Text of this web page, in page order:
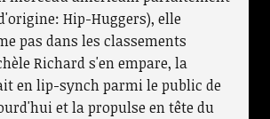
Hip-Huggers), elle
pas dans les classements
Richard s'en empare, la
en lip-synch parmi le public de
et la propulse en tête du